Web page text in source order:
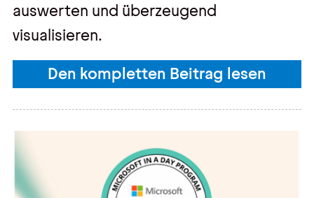
auswerten und überzeugend
visualisieren.
Den kompletten Beitrag lesen